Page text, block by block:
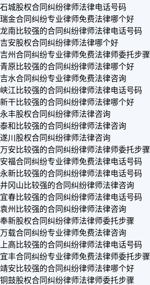
石城股权合同纠纷律师法律电话号码
瑞金合同纠纷专业律师免费法律哪个好
龙南比较强的合同纠纷律师法律电话号码
吉安股权合同纠纷律师法律哪个好
吉州合同纠纷专业律师免费法律师委托步骤
青原比较强的合同纠纷律师法律哪个好
吉水合同纠纷专业律师免费法律咨询
峡江比较强的合同纠纷律师法律电话号码
新干比较强的合同纠纷律师法律哪个好
永丰股权合同纠纷律师法律咨询
泰和比较强的合同纠纷律师法律咨询
遂川股权合同纠纷律师法律咨询
万安比较强的合同纠纷律师法律师委托步骤
安福合同纠纷专业律师免费法律电话号码
永新比较强的合同纠纷律师法律电话号码
井冈山比较强的合同纠纷律师法律咨询
宜春比较强的合同纠纷律师法律电话号码
袁州比较强的合同纠纷律师法律咨询
奉新股权合同纠纷律师法律师委托步骤
万载合同纠纷专业律师免费法律咨询
上高比较强的合同纠纷律师法律电话号码
宜丰合同纠纷专业律师免费法律师委托步骤
靖安比较强的合同纠纷律师法律哪个好
铜鼓股权合同纠纷律师法律师委托步骤